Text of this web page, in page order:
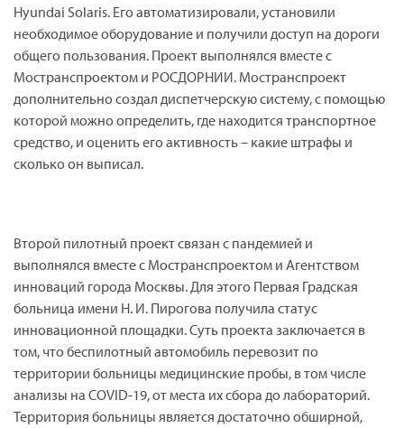
Hyundai Solaris. Его автоматизировали, установили
необходимое оборудование и получили доступ на дороги
общего пользования. Проект выполнялся вместе с
Мостранспроектом и РОСДОРНИИ. Мостранспроект
дополнительно создал диспетчерскую систему, с помощью
которой можно определить, где находится транспортное
средство, и оценить его активность – какие штрафы и
сколько он выписал.
Второй пилотный проект связан c пандемией и
выполнялся вместе с Мостранспроектом и Агентством
инноваций города Москвы. Для этого Первая Градская
больница имени Н. И. Пирогова получила статус
инновационной площадки. Суть проекта заключается в
том, что беспилотный автомобиль перевозит по
территории больницы медицинские пробы, в том числе
анализы на COVID-19, от места их сбора до лабораторий.
Территория больницы является достаточно обширной,